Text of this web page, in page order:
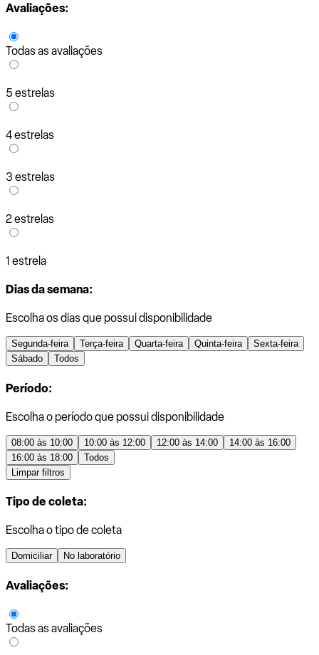
Avaliações:
Todas as avaliações
5 estrelas
4 estrelas
3 estrelas
2 estrelas
1 estrela
Dias da semana:
Escolha os dias que possui disponibilidade
Segunda-feira Terça-feira Quarta-feira Quinta-feira
Sexta-feira
Sábado
Todos
Período:
Escolha o período que possui disponibilidade
08:00 às 10:00 10:00 às 12:00 12:00 às 14:00
14:00 às 16:00
16:00 às 18:00
Todos
Limpar filtros
Tipo de coleta:
Escolha o tipo de coleta
Domiciliar No laboratório
Avaliações:
Todas as avaliações